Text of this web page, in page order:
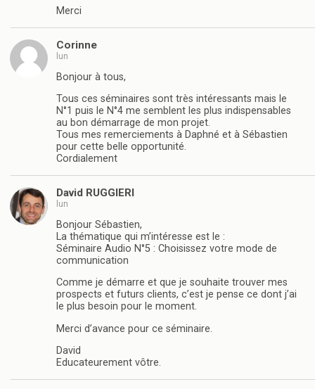
Merci
Corinne
lun
Bonjour à tous,
Tous ces séminaires sont très intéressants mais le
N°1 puis le N°4 me semblent les plus indispensables
au bon démarrage de mon projet.
Tous mes remerciements à Daphné et à Sébastien
pour cette belle opportunité.
Cordialement
David RUGGIERI
lun
Bonjour Sébastien,
La thématique qui m’intéresse est le :
Séminaire Audio N°5 : Choisissez votre mode de
communication
Comme je démarre et que je souhaite trouver mes
prospects et futurs clients, c’est je pense ce dont j’ai
le plus besoin pour le moment.
Merci d’avance pour ce séminaire.
David
Educateurement vôtre.